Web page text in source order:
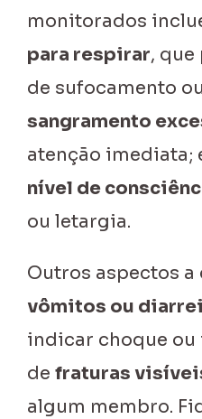
monitorados
para respirar, que
de sufocamento
sangramento
atenção imediata;
nível de
ou letargia.
Outros aspectos a
vômitos ou
indicar choque ou
de fraturas
algum membro.